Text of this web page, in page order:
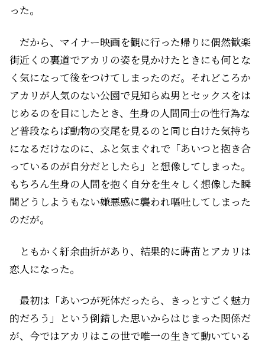
った。
だから、マイナー映画を観に行った帰りに偶然歓楽
街近くの裏道でアカリの姿を見かけたときにも何とな
く気になって後をつけてしまったのだ。それどころか
アカリが人気のない公園で見知らぬ男とセックスをは
じめるのを目にしたとき、生身の人間同士の性行為な
ど普段ならば動物の交尾を見るのと同じ白けた気持ち
になるだけなのに、ふと気まぐれで「あいつと抱き合
っているのが自分だとしたら」と想像してしまった。
もちろん生身の人間を抱く自分を生々しく想像した瞬
間どうしようもない嫌悪感に襲われ嘔吐してしまった
のだが。
ともかく紆余曲折があり、結果的に蒔苗とアカリは
恋人になった。
最初は「あいつが死体だったら、きっとすごく魅力
的だろう」という倒錯した思いからはじまった関係だ
が、今ではアカリはこの世で唯一の生きて動いている